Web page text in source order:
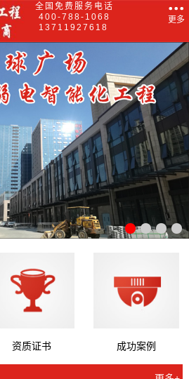
全国免费服务电话
400-788-1068
13711927618
更多
资质证书 成功案例